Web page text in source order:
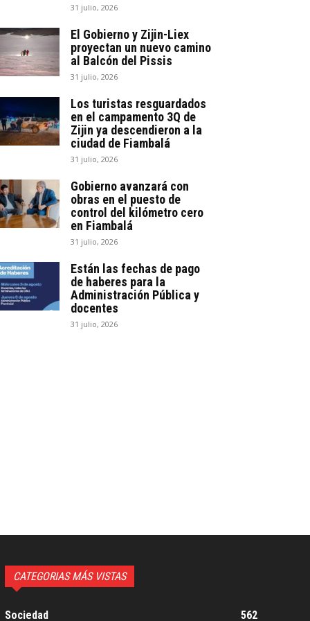
31 julio, 2026
El Gobierno y Zijin-Liex
proyectan un nuevo camino
al Balcón del Pissis
31 julio, 2026
Los turistas resguardados
en el campamento 3Q de
Zijin ya descendieron a la
ciudad de Fiambalá
31 julio, 2026
Gobierno avanzará con
obras en el puesto de
control del kilómetro cero
en Fiambalá
31 julio, 2026
Están las fechas de pago
de haberes para la
Administración Pública y
docentes
31 julio, 2026
CATEGORIAS MÁS VISTAS
Sociedad 562